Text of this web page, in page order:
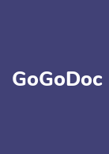
Aller au
GoGoDoc